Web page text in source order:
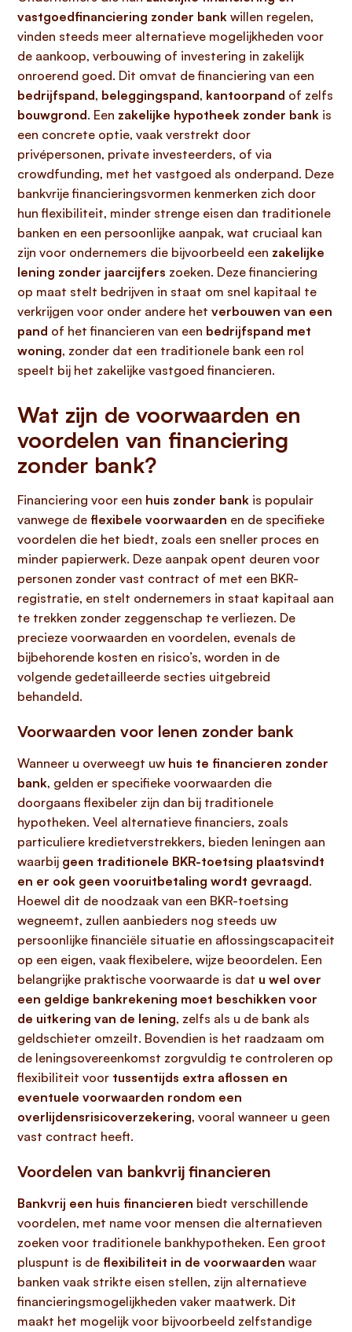
vastgoedfinanciering zonder bank willen regelen,
vinden steeds meer alternatieve mogelijkheden voor
de aankoop, verbouwing of investering in zakelijk
onroerend goed. Dit omvat de financiering van een
bedrijfspand, beleggingspand, kantoorpand of zelfs
bouwgrond. Een zakelijke hypotheek zonder bank is
een concrete optie, vaak verstrekt door
privépersonen, private investeerders, of via
crowdfunding, met het vastgoed als onderpand. Deze
bankvrije financieringsvormen kenmerken zich door
hun flexibiliteit, minder strenge eisen dan traditionele
banken en een persoonlijke aanpak, wat cruciaal kan
zijn voor ondernemers die bijvoorbeeld een zakelijke
lening zonder jaarcijfers zoeken. Deze financiering
op maat stelt bedrijven in staat om snel kapitaal te
verkrijgen voor onder andere het verbouwen van een
pand of het financieren van een bedrijfspand met
woning, zonder dat een traditionele bank een rol
speelt bij het zakelijke vastgoed financieren.
Wat zijn de voorwaarden en
voordelen van financiering
zonder bank?
Financiering voor een huis zonder bank is populair
vanwege de flexibele voorwaarden en de specifieke
voordelen die het biedt, zoals een sneller proces en
minder papierwerk. Deze aanpak opent deuren voor
personen zonder vast contract of met een BKR-
registratie, en stelt ondernemers in staat kapitaal aan
te trekken zonder zeggenschap te verliezen. De
precieze voorwaarden en voordelen, evenals de
bijbehorende kosten en risico’s, worden in de
volgende gedetailleerde secties uitgebreid
behandeld.
Voorwaarden voor lenen zonder bank
Wanneer u overweegt uw huis te financieren zonder
bank, gelden er specifieke voorwaarden die
doorgaans flexibeler zijn dan bij traditionele
hypotheken. Veel alternatieve financiers, zoals
particuliere kredietverstrekkers, bieden leningen aan
waarbij geen traditionele BKR-toetsing plaatsvindt
en er ook geen vooruitbetaling wordt gevraagd.
Hoewel dit de noodzaak van een BKR-toetsing
wegneemt, zullen aanbieders nog steeds uw
persoonlijke financiële situatie en aflossingscapaciteit
op een eigen, vaak flexibelere, wijze beoordelen. Een
belangrijke praktische voorwaarde is dat u wel over
een geldige bankrekening moet beschikken voor
de uitkering van de lening, zelfs als u de bank als
geldschieter omzeilt. Bovendien is het raadzaam om
de leningsovereenkomst zorgvuldig te controleren op
flexibiliteit voor tussentijds extra aflossen en
eventuele voorwaarden rondom een
overlijdensrisicoverzekering, vooral wanneer u geen
vast contract heeft.
Voordelen van bankvrij financieren
Bankvrij een huis financieren biedt verschillende
voordelen, met name voor mensen die alternatieven
zoeken voor traditionele bankhypotheken. Een groot
pluspunt is de flexibiliteit in de voorwaarden waar
banken vaak strikte eisen stellen, zijn alternatieve
financieringsmogelijkheden vaker maatwerk. Dit
maakt het mogelijk voor bijvoorbeeld zelfstandige